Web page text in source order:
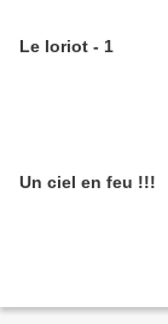
Le loriot - 1
Un ciel en feu !!!